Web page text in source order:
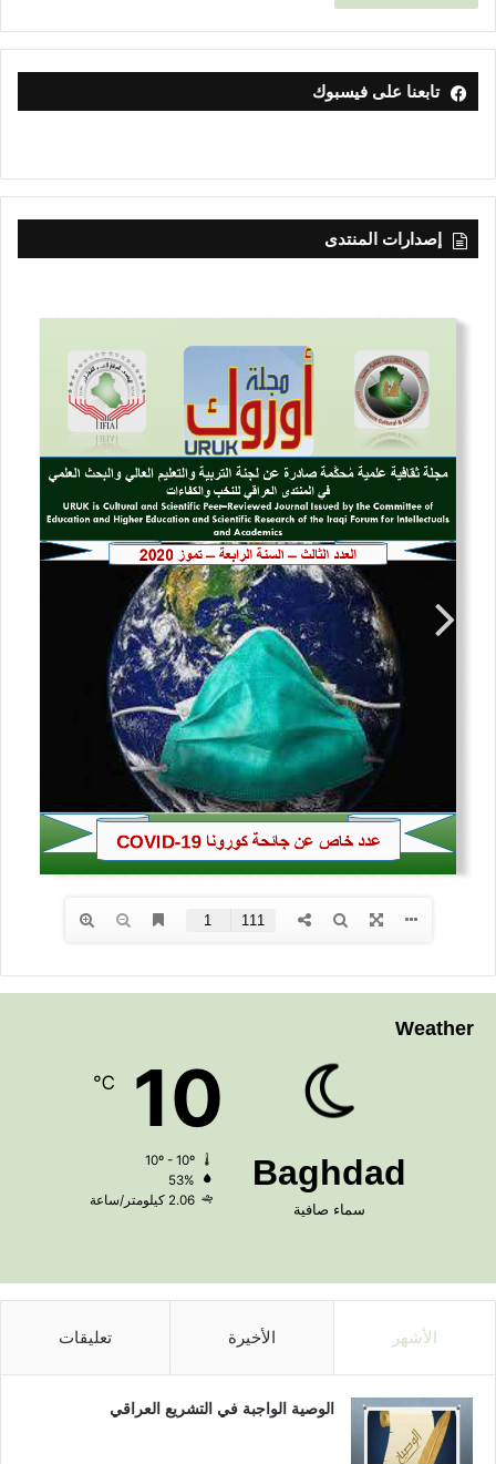
تابعنا على فيسبوك
إصدارات المنتدى
Weather
Baghdad
سماء صافية
10
℃
53%
2.06 كيلومتر/ساعة
الأشهر الأخيرة تعليقات
الوصية الواجبة في التشريع العراقي